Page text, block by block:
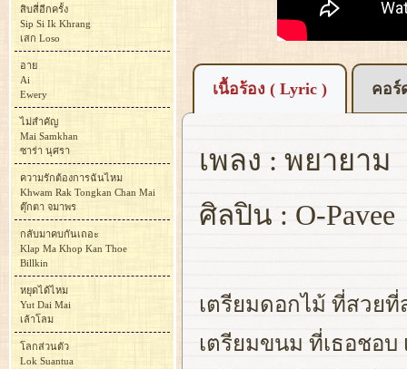
เนื้อร้อง ( Lyric ) คอร์
เพลง : พยายาม
ศิลปิน : O-Pavee
เตรียมดอกไม้ ที่สวย
เตรียมขนม ที่เธอชอ
สิบสี่อีกครั้ง
Sip Si Ik Khrang
เสก Loso
อาย
Ai
Ewery
ไม่สำคัญ
Mai Samkhan
ซาร่า นุศรา
ความรักต้องการฉันไหม
Khwam Rak Tongkan Chan Mai
ตุ๊กตา จมาพร
กลับมาคบกันเถอะ
Klap Ma Khop Kan Thoe
Billkin
หยุดได้ไหม
Yut Dai Mai
เล้าโลม
โลกส่วนตัว
Lok Suantua